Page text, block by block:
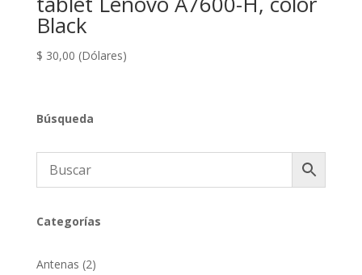
Black
$ 30,00 (Dólares)
Búsqueda
Categorías
Antenas 22